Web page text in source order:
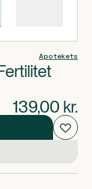
Apotekets
139,00 kr.